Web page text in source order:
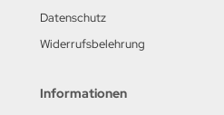
Datenschutz
Widerrufsbelehrung
Informationen